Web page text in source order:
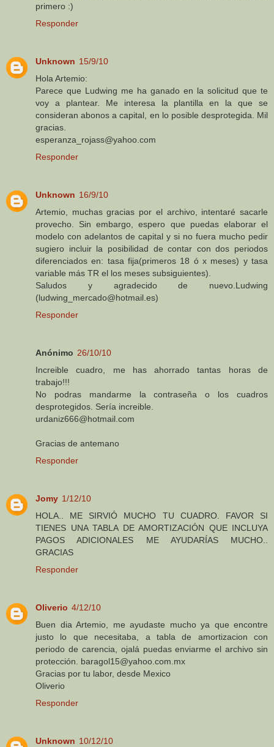
primero :)
Responder
Unknown 15/9/10
Hola Artemio:
Parece que Ludwing me ha ganado en la solicitud que te
voy a plantear. Me interesa la plantilla en la que se
consideran abonos a capital, en lo posible desprotegida. Mil
gracias.
esperanza_rojass@yahoo.com
Responder
Unknown 16/9/10
Artemio, muchas gracias por el archivo, intentaré sacarle
provecho. Sin embargo, espero que puedas elaborar el
modelo con adelantos de capital y si no fuera mucho pedir
sugiero incluir la posibilidad de contar con dos periodos
diferenciados en: tasa fija(primeros 18 ó x meses) y tasa
variable más TR el los meses subsiguientes).
Saludos y agradecido de nuevo.Ludwing
(ludwing_mercado@hotmail.es)
Responder
Anónimo 26/10/10
Increible cuadro, me has ahorrado tantas horas de
trabajo!!!
No podras mandarme la contraseña o los cuadros
desprotegidos. Sería increible.
urdaniz666@hotmail.com
Gracias de antemano
Responder
Jomy 1/12/10
HOLA.. ME SIRVIÓ MUCHO TU CUADRO. FAVOR SI
TIENES UNA TABLA DE AMORTIZACIÓN QUE INCLUYA
PAGOS ADICIONALES ME AYUDARÍAS MUCHO..
GRACIAS
Responder
Oliverio 4/12/10
Buen dia Artemio, me ayudaste mucho ya que encontre
justo lo que necesitaba, a tabla de amortizacion con
periodo de carencia, ojalá puedas enviarme el archivo sin
protección. baragol15@yahoo.com.mx
Gracias por tu labor, desde Mexico
Oliverio
Responder
Unknown 10/12/10